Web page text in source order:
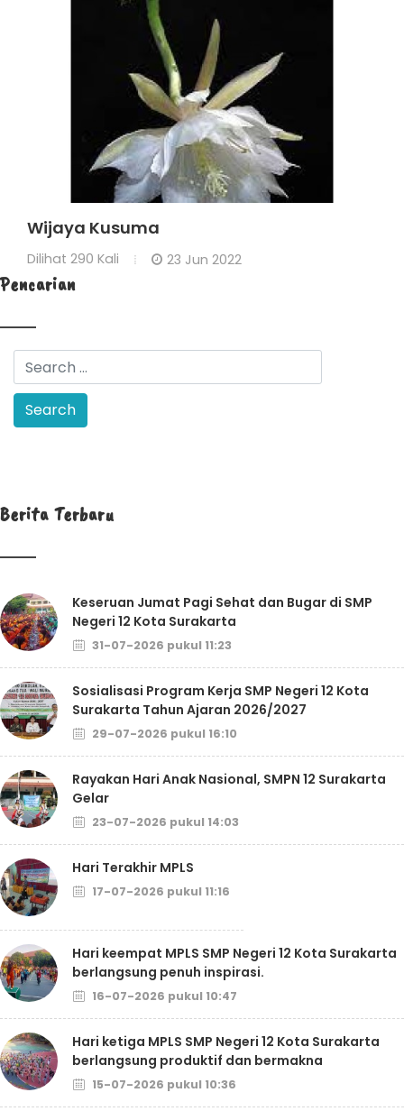
Wijaya Kusuma
Dilihat 290 Kali 23 Jun 2022
Pencarian
Berita Terbaru
Keseruan Jumat Pagi Sehat dan Bugar di SMP
Negeri 12 Kota Surakarta
31-07-2026 pukul 11:23
Sosialisasi Program Kerja SMP Negeri 12 Kota
Surakarta Tahun Ajaran 2026/2027
29-07-2026 pukul 16:10
Rayakan Hari Anak Nasional, SMPN 12 Surakarta
Gelar
23-07-2026 pukul 14:03
Hari Terakhir MPLS
17-07-2026 pukul 11:16
Hari keempat MPLS SMP Negeri 12 Kota Surakarta
berlangsung penuh inspirasi.
16-07-2026 pukul 10:47
Hari ketiga MPLS SMP Negeri 12 Kota Surakarta
berlangsung produktif dan bermakna
15-07-2026 pukul 10:36